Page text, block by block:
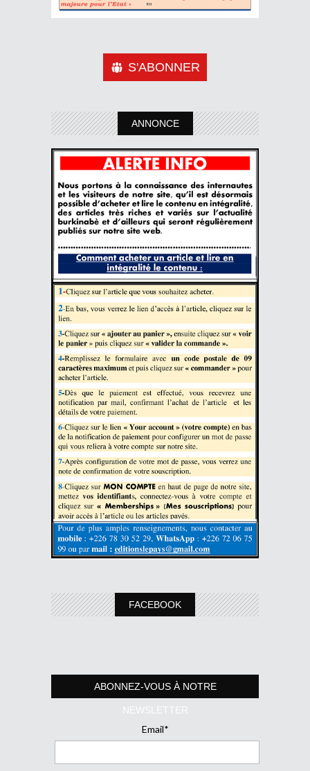
S'ABONNER
ANNONCE
FACEBOOK
ABONNEZ-VOUS À NOTRE
NEWSLETTER
Email*